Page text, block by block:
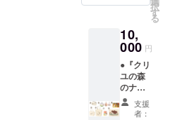
ジでご
い。
みのも
のを１
個づつ
お選び
頂けま
す。 ----
-----------
-----------
なる場
合があ
りま
す。 ----
-----------
-----------
-----------
-----------
15ｃ
12oz
コット
ン生地
③ファ
スナー
ポーチ
（W13×
H10×D
択
す
る
10,
000 円
●『クリ
ユの森
のナル
ビィ』
グッズ
支援
者：